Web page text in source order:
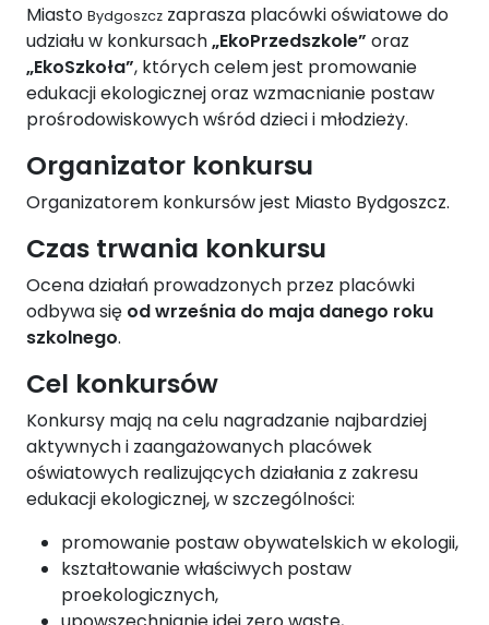
Miasto Bydgoszcz zaprasza placówki oświatowe do
udziału w konkursach„EkoPrzedszkole” oraz
„EkoSzkoła”, których celem jest promowanie
edukacji ekologicznej oraz wzmacnianie postaw
prośrodowiskowych wśród dzieci i młodzieży.
Organizator konkursu
Organizatorem konkursów jest Miasto Bydgoszcz.
Czas trwania konkursu
Ocena działań prowadzonych przez placówki
odbywa się od września do maja danego roku
szkolnego.
Cel konkursów
Konkursy mają na celu nagradzanie najbardziej
aktywnych i zaangażowanych placówek
oświatowych realizujących działania z zakresu
edukacji ekologicznej, w szczególności:
promowanie postaw obywatelskich w ekologii,
kształtowanie właściwych postaw
proekologicznych,